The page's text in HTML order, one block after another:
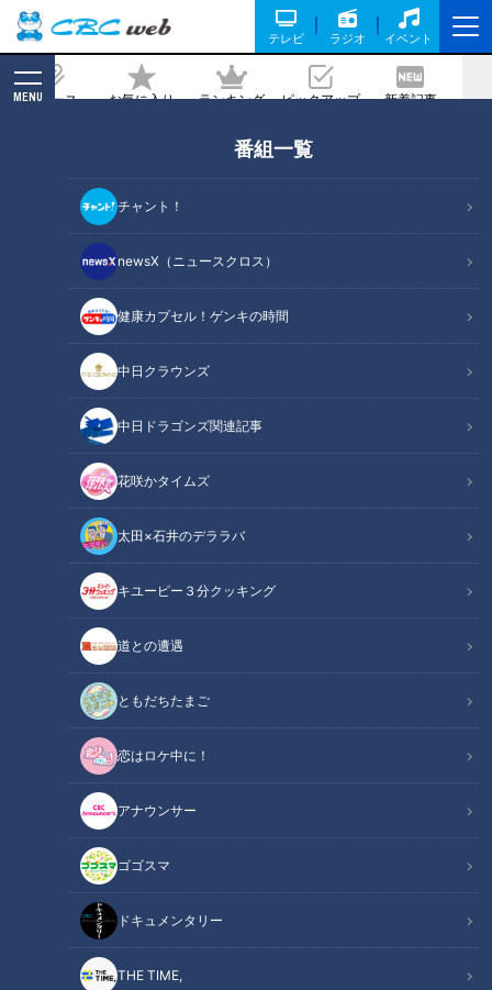
テレビ ラジオ イベント
ニュース お気に入り ランキング ピックアップ 新着記事
MENU
番組一覧
チャント！
newsX（ニュースクロス）
健康カプセル！ゲンキの時間
中日クラウンズ
中日ドラゴンズ関連記事
花咲かタイムズ
太田×石井のデララバ
キユーピー３分クッキング
道との遭遇
ともだちたまご
恋はロケ中に！
アナウンサー
ゴゴスマ
ドキュメンタリー
THE TIME,
人の手で守る「栽培漁業」 三重県「尾鷲
栽培漁業センター」の現場に密着！
記事に戻る
CBCテレビ『チャント！』よしお兄さんのもっと”みえ”推し
この記事の画像（全8枚）